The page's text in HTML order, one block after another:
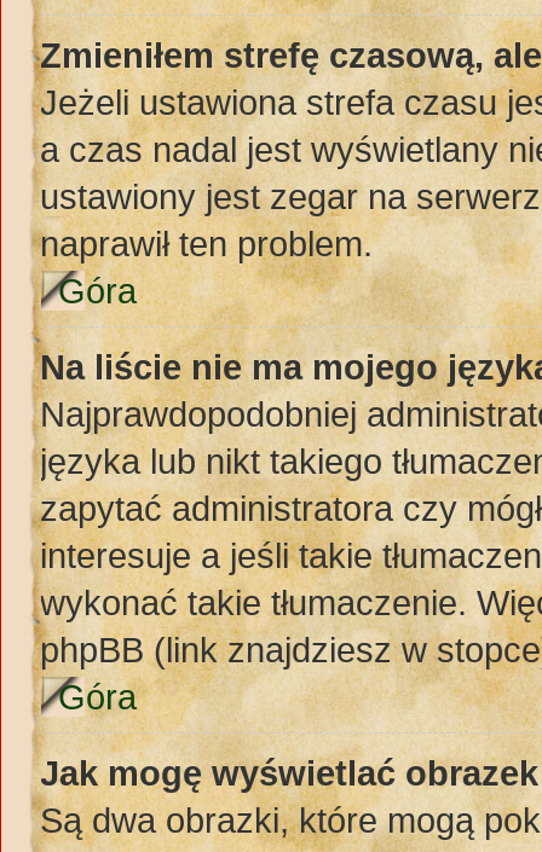
Zmieniłem strefę czasową,
Jeżeli ustawiona strefa czasu
a czas nadal jest wyświetlany
ustawiony jest zegar na
naprawił ten problem.
Góra
Na liście nie ma mojego
Najprawdopodobniej
języka lub nikt takiego
zapytać administratora czy
interesuje a jeśli takie
wykonać takie tłumaczenie.
phpBB (link znajdziesz w
Góra
Jak mogę wyświetlać
Są dwa obrazki, które mogą